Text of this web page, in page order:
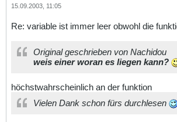
15.09.2003, 11:05
Re: variable ist immer leer obwohl die
Original geschrieben von Nachidou
weis einer woran es liegen kann?
höchstwahrscheinlich an der funktion
Vielen Dank schon fürs durchlesen